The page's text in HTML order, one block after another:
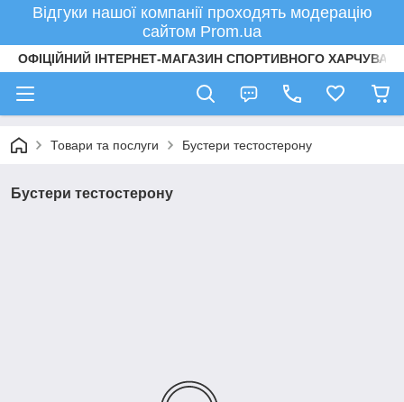
Відгуки нашої компанії проходять модерацію
сайтом Prom.ua
ОФІЦІЙНИЙ ІНТЕРНЕТ-МАГАЗИН СПОРТИВНОГО
Товари та послуги Бустери тестостерону
Бустери тестостерону